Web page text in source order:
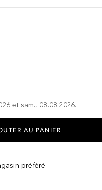
et sam., 08.08.2026.
AU PANIER
préféré